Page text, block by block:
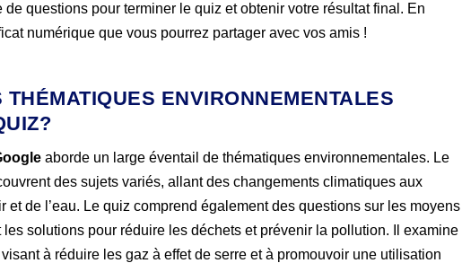
questions pour terminer le quiz et obtenir votre résultat final. En
numérique que vous pourrez partager avec vos amis !
ENVIRONNEMENTALES
aborde un large éventail de thématiques environnementales. Le
des sujets variés, allant des changements climatiques aux
et de l’eau. Le quiz comprend également des questions sur les moyens
les solutions pour réduire les déchets et prévenir la pollution. Il examine
à réduire les gaz à effet de serre et à promouvoir une utilisation